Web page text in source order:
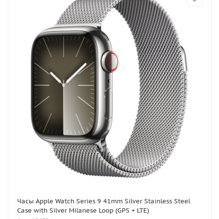
Часы Apple Watch Series 9 41mm Silver Stainless Steel
Case with Silver Milanese Loop (GPS + LTE)